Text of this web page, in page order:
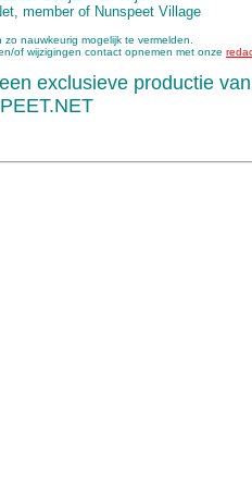
member of Nunspeet Village
nauwkeurig mogelijk te vermelden.
of wijzigingen contact opnemen met onze
exclusieve productie